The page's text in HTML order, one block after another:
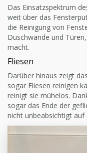
Das Einsatzspektrum
weit über das
die Reinigung von
Duschwände und
macht.
Fliesen
Darüber hinaus zeigt
sogar Fliesen reinigen
reinigt sie mühelos.
sogar das Ende der
nicht unbeabsichtigt auf